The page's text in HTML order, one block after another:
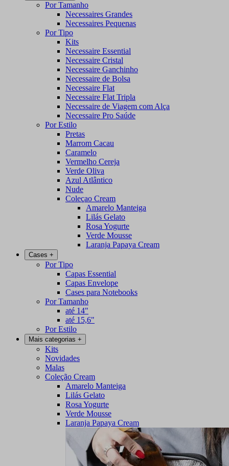
Por Tamanho
Necessaires Grandes
Necessaires Pequenas
Por Tipo
Kits
Necessaire Essential
Necessaire Cristal
Necessaire Ganchinho
Necessaire de Bolsa
Necessaire Flat
Necessaire Flat Tripla
Necessaire de Viagem com Alça
Necessaire Pro Saúde
Por Estilo
Pretas
Marrom Cacau
Caramelo
Vermelho Cereja
Verde Oliva
Azul Atlântico
Nude
Coleçao Cream
Amarelo Manteiga
Lilás Gelato
Rosa Yogurte
Verde Mousse
Laranja Papaya Cream
Cases +
Por Tipo
Capas Essential
Capas Envelope
Cases para Notebooks
Por Tamanho
até 14"
até 15,6"
Por Estilo
Mais categorias +
Kits
Novidades
Malas
Coleção Cream
Amarelo Manteiga
Lilás Gelato
Rosa Yogurte
Verde Mousse
Laranja Papaya Cream